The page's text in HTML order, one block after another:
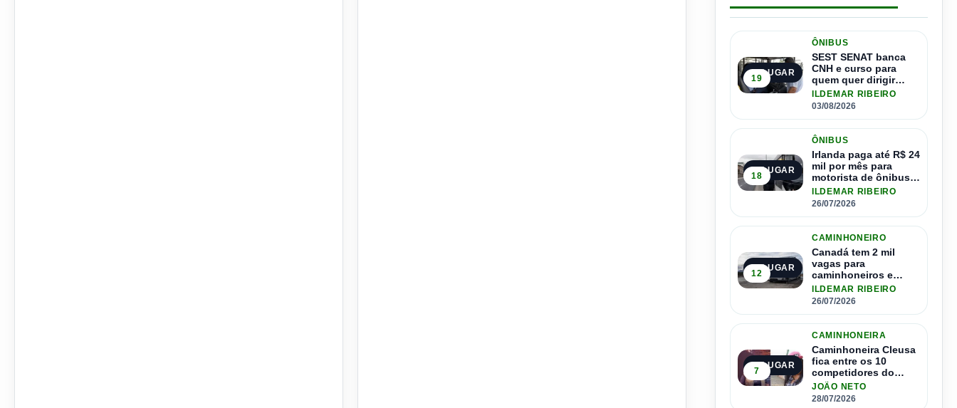
1º LUGAR
19
ÔNIBUS
SEST SENAT banca
CNH e curso para
quem quer dirigir
ônibus
ILDEMAR RIBEIRO
03/08/2026
2º LUGAR
18
ÔNIBUS
Irlanda paga até R$ 24
mil por mês para
motorista de ônibus e
pode contratar até
1.500 motoristas
ILDEMAR RIBEIRO
26/07/2026
3º LUGAR
12
CAMINHONEIRO
Canadá tem 2 mil
vagas para
caminhoneiros e
salário de até R$ 24
mil por mês
ILDEMAR RIBEIRO
26/07/2026
4º LUGAR
7
CAMINHONEIRA
Caminhoneira Cleusa
fica entre os 10
competidores do
Master Driver Brasil
JOÃO NETO
28/07/2026